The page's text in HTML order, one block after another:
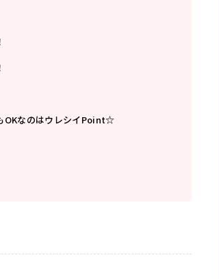
OKなのはウレシイPoint☆